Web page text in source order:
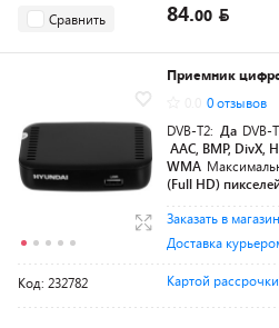
Сравнить 84.00
Приемник
0 отзывов
DVB-T2: Да DVB-
AAC, BMP, DivX,
WMA
(Full HD)
Заказать в магазин
Доставка
Код: 232782 Картой рассрочки